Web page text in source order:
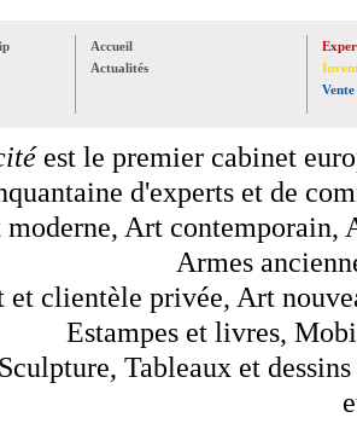
Accueil
Actualités
Vente
est le premier cabinet
d'experts et de
Art contemporain,
Armes
et clientèle privée, Art
Estampes et livres,
Tableaux et